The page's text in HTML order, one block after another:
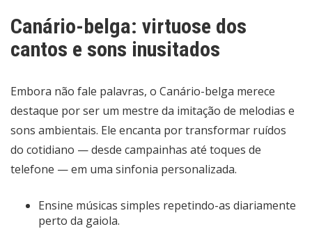
Canário-belga: virtuose dos
cantos e sons inusitados
Embora não fale palavras, o Canário-belga merece
destaque por ser um mestre da imitação de melodias e
sons ambientais. Ele encanta por transformar ruídos
do cotidiano — desde campainhas até toques de
telefone — em uma sinfonia personalizada.
Ensine músicas simples repetindo-as diariamente
perto da gaiola.